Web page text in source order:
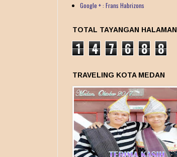
Google + : Frans Habrizons
TOTAL TAYANGAN HALAMAN
1 4 7 6 8 8
TRAVELING KOTA MEDAN